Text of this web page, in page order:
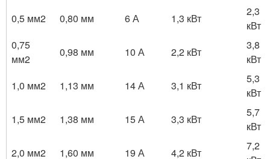
0,5 мм2
0,80 мм 6 А 1,3 кВт
2,3
кВт
0,75
мм2
0,98 мм 10 А 2,2 кВт
3,8
кВт
1,0 мм2
1,13 мм 14 А 3,1 кВт
5,3
кВт
1,5 мм2
1,38 мм 15 А 3,3 кВт
5,7
кВт
2,0 мм2
1,60 мм 19 А 4,2 кВт
7,2